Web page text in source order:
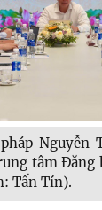
Nguyễn
tâm Đăng
Tấn Tín).